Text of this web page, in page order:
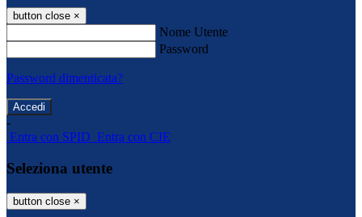
button close ×
Nome Utente
Password
Password dimenticata?
-
Entra con SPID Entra con CIE
Seleziona utente
button close ×